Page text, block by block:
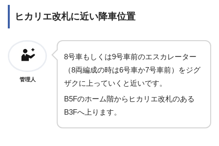
ヒカリエ改札に近い降車位置
管理人
8号車もしくは9号車前のエスカレーター
（8両編成の時は6号車か7号車前）をジグ
ザクに上っていくと近いです。
B5Fのホーム階からヒカリエ改札のある
B3Fへ上ります。